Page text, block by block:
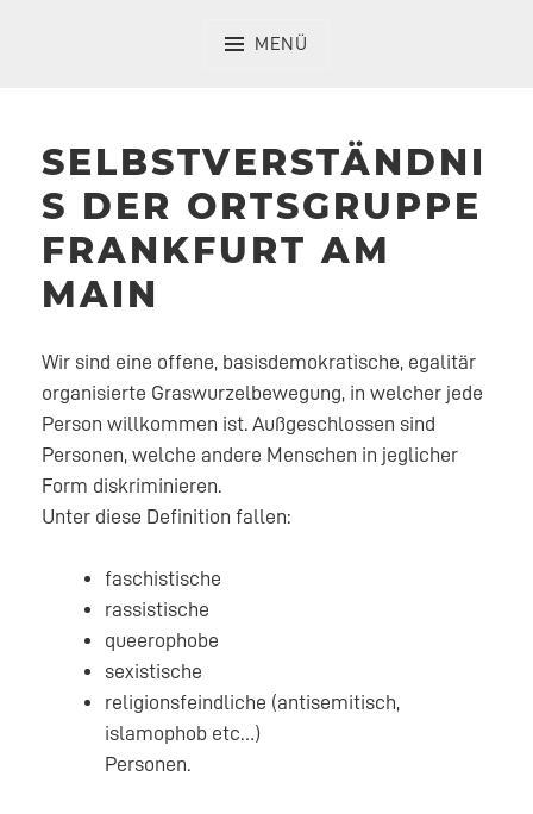
MENÜ
SELBSTVERSTÄNDNI
S DER ORTSGRUPPE
FRANKFURT AM
MAIN
Wir sind eine offene, basisdemokratische, egalitär
organisierte Graswurzelbewegung, in welcher jede
Person willkommen ist. Außgeschlossen sind
Personen, welche andere Menschen in jeglicher
Form diskriminieren.
Unter diese Definition fallen:
faschistische
rassistische
queerophobe
sexistische
religionsfeindliche (antisemitisch,
islamophob etc…)
Personen.